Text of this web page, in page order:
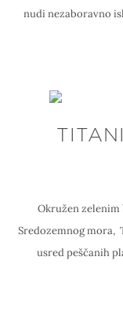
nudi nezaboravno
Okružen zelenim
Sredozemnog mora,
usred peščanih